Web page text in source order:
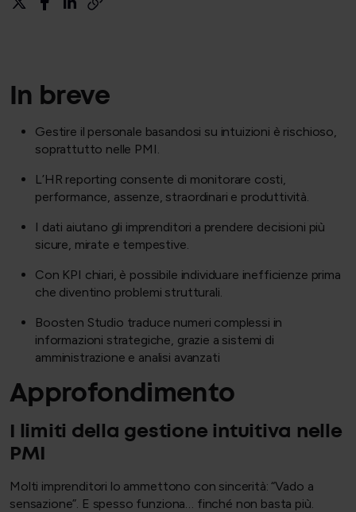
In breve
Gestire il personale basandosi su intuizioni è rischioso,
soprattutto nelle PMI.
L’HR reporting consente di monitorare costi,
performance, assenze, straordinari e produttività.
I dati aiutano gli imprenditori a prendere decisioni più
sicure, mirate e tempestive.
Con KPI chiari, è possibile individuare inefficienze prima
che diventino problemi strutturali.
Boosten Studio traduce numeri complessi in
informazioni strategiche, grazie a sistemi di
amministrazione e analisi avanzati
Approfondimento
I limiti della gestione intuitiva nelle
PMI
Molti imprenditori lo ammettono con sincerità: “Vado a
sensazione”. E spesso funziona… finché non basta più.